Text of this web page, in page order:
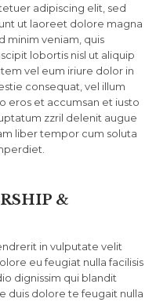
adipiscing elit, sed
ut laoreet dolore magna
minim veniam, quis
lobortis nisl ut aliquip
vel eum iriure dolor in
consequat, vel illum
eros et accumsan et iusto
zzril delenit augue
liber tempor cum soluta
&
in vulputate velit
eu feugiat nulla facilisis
dignissim qui blandit
duis dolore te feugait nulla